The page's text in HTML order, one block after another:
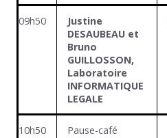
09h50
Justine
DESAUBEAU et
Bruno
GUILLOSSON,
Laboratoire
INFORMATIQUE
LEGALE
10h50 Pause-café